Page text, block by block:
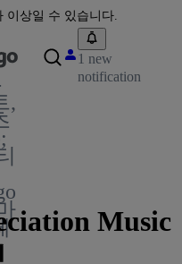
이상일 수 있습니다.
,
1 new
notification
Music